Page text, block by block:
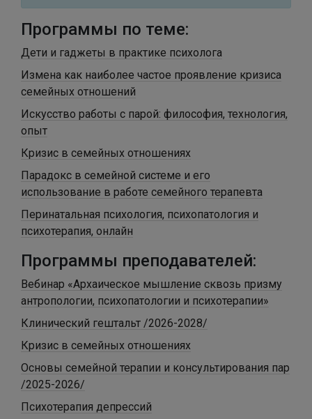
Программы по теме:
Дети и гаджеты в практике психолога
Измена как наиболее частое проявление кризиса
семейных отношений
Искусство работы с парой: философия, технология,
опыт
Кризис в семейных отношениях
Парадокс в семейной системе и его
использование в работе семейного терапевта
Перинатальная психология, психопатология и
психотерапия, онлайн
Программы преподавателей:
Вебинар «Архаическое мышление сквозь призму
антропологии, психопатологии и психотерапии»
Клинический гештальт /2026-2028/
Кризис в семейных отношениях
Основы семейной терапии и консультирования пар
/2025-2026/
Психотерапия депрессий